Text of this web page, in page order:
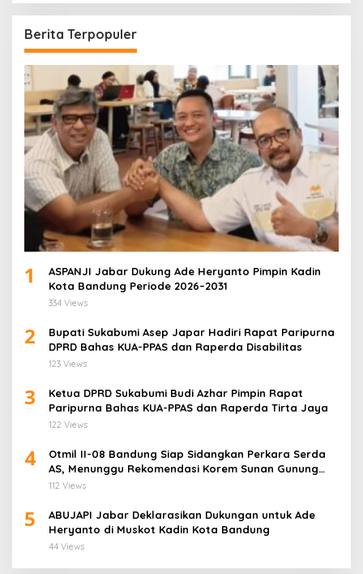
Berita Terpopuler
1
ASPANJI Jabar Dukung Ade Heryanto Pimpin Kadin
Kota Bandung Periode 2026–2031
334 Views
2
Bupati Sukabumi Asep Japar Hadiri Rapat Paripurna
DPRD Bahas KUA-PPAS dan Raperda Disabilitas
123 Views
3
Ketua DPRD Sukabumi Budi Azhar Pimpin Rapat
Paripurna Bahas KUA-PPAS dan Raperda Tirta Jaya
122 Views
4
Otmil II-08 Bandung Siap Sidangkan Perkara Serda
AS, Menunggu Rekomendasi Korem Sunan Gunung
Jati Cirebon
112 Views
5
ABUJAPI Jabar Deklarasikan Dukungan untuk Ade
Heryanto di Muskot Kadin Kota Bandung
44 Views